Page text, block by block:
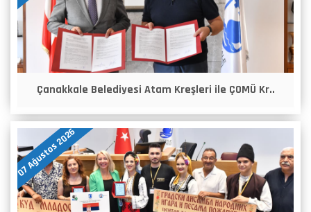
Çanakkale Belediyesi Atam Kreşleri ile ÇOMÜ Kr..
07 Ağustos 2026